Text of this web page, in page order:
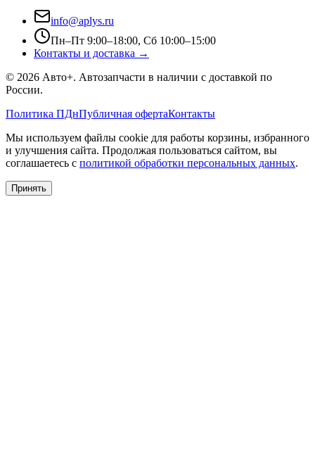
info@aplys.ru
Пн–Пт 9:00–18:00, Сб 10:00–15:00
Контакты и доставка →
© 2026 Авто+. Автозапчасти в наличии с доставкой по
России.
Политика ПДнПубличная офертаКонтакты
Мы используем файлы cookie для работы корзины, избранного
и улучшения сайта. Продолжая пользоваться сайтом, вы
соглашаетесь с политикой обработки персональных данных.
Принять